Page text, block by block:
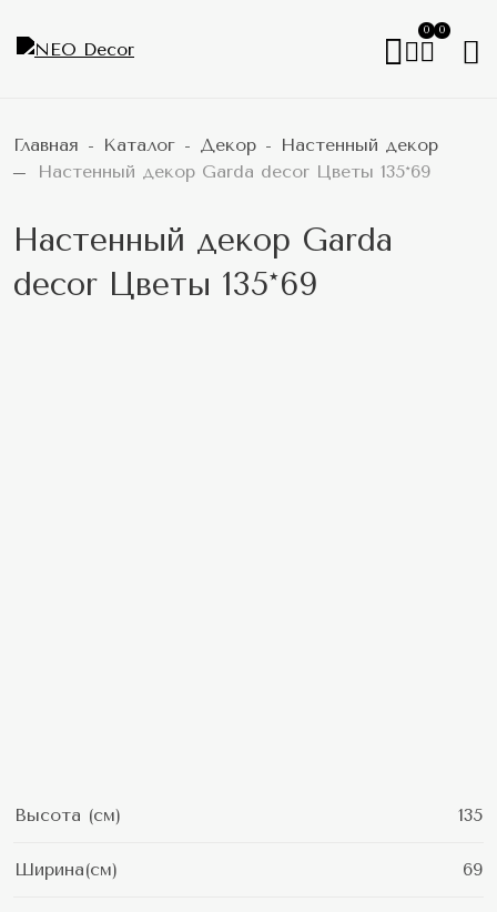
0 0
Главная Каталог Декор
Настенный декор
Настенный декор Garda decor Цветы 135*69
Настенный декор Garda
decor Цветы 135*69
Высота (см) 135
Ширина(см) 69